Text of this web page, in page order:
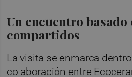
Un encuentro basado
compartidos
La visita se enmarca
colaboración entre